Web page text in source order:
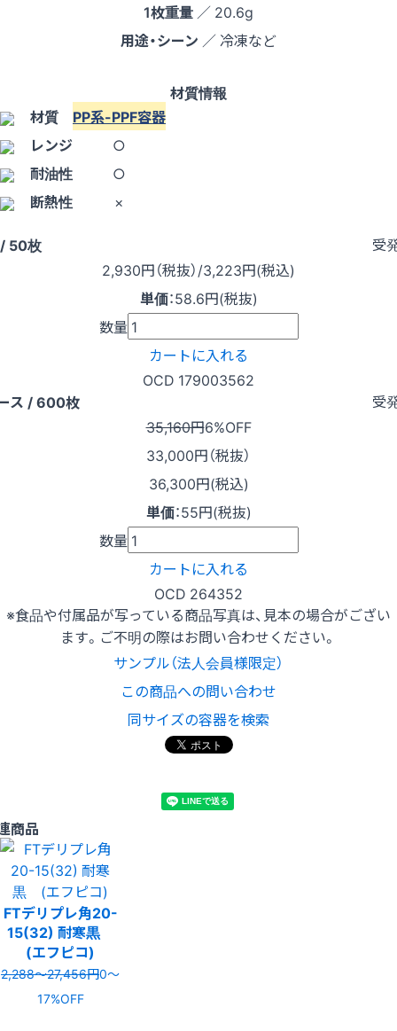
1枚重量 ／ 20.6g
用途・シーン ／ 冷凍など
材質情報
材質 PP系-PPF容器
レンジ
○
耐油性
○
断熱性
×
50枚
受
2,930円（税抜）/3,223円(税込)
単価：58.6円(税抜)
数量
カートに入れる
OCD 179003562
ス / 600枚
受
35,160円6%OFF
33,000円（税抜）
36,300円(税込)
単価：55円(税抜)
数量
カートに入れる
OCD 264352
※食品や付属品が写っている商品写真は、見本の場合がござい
ます。ご不明の際はお問い合わせください。
サンプル（法人会員様限定）
この商品への問い合わせ
同サイズの容器を検索
商品
FTデリプレ角20-
15(32) 耐寒黒
(エフピコ)
2,288〜27,456円0〜
17%OFF